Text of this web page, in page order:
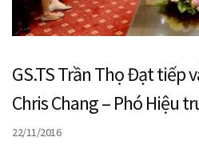
GS.TS Trần Thọ Đạt tiếp
Chris Chang – Phó Hiệu
Portsmouth, Anh
22/11/2016